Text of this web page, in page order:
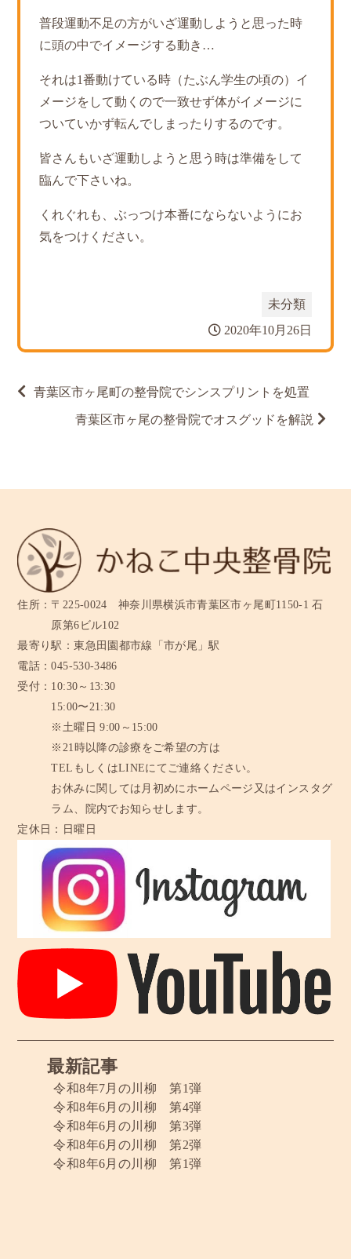
普段運動不足の方がいざ運動しようと思った時
に頭の中でイメージする動き…
それは1番動けている時（たぶん学生の頃の）イ
メージをして動くので一致せず体がイメージに
ついていかず転んでしまったりするのです。
皆さんもいざ運動しようと思う時は準備をして
臨んで下さいね。
くれぐれも、ぶっつけ本番にならないようにお
気をつけください。
未分類
2020年10月26日
投
ン
青葉区市ヶ尾町の整骨院でシンスプリントを処置
青葉区市ヶ尾の整骨院でオスグッドを解説
住所： 〒225-0024 神奈川県横浜市青葉区市ヶ尾町1150-1 石
原第6ビル102
最寄り駅：東急田園都市線「市が尾」駅
電話：045-530-3486
受付： 10:30～13:30
15:00〜21:30
※土曜日 9:00～15:00
※21時以降の診療をご希望の方は
TELもしくはLINEにてご連絡ください。
お休みに関しては月初めにホームページ又はインスタグ
ラム、
院内でお知らせします。
定休日：
日曜日
最新記事
令和8年7月の川柳 第1弾
令和8年6月の川柳 第4弾
令和8年6月の川柳 第3弾
令和8年6月の川柳 第2弾
令和8年6月の川柳 第1弾